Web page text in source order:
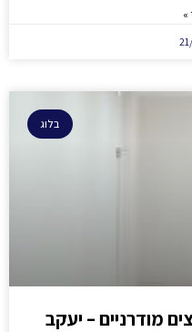
»
בלוג
מודרניים – יעקב